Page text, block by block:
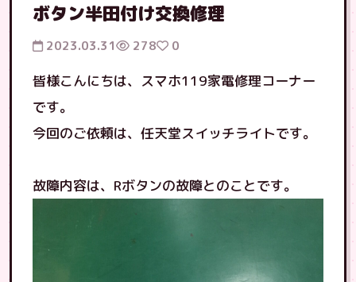
ボタン半田付け交換修理
2023.03.31 278 0
皆様こんにちは、スマホ119家電修理コーナー
です。
今回のご依頼は、任天堂スイッチライトです。
故障内容は、Rボタンの故障とのことです。